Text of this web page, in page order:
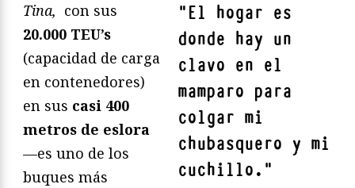
"El hogar es
donde hay un
clavo en el
mamparo para
colgar mi
chubasquero y mi
cuchillo. "
Tina, con sus
20.000 TEU’s
(capacidad de carga
en contenedores)
en sus casi 400
metros de eslora
—es uno de los
buques más